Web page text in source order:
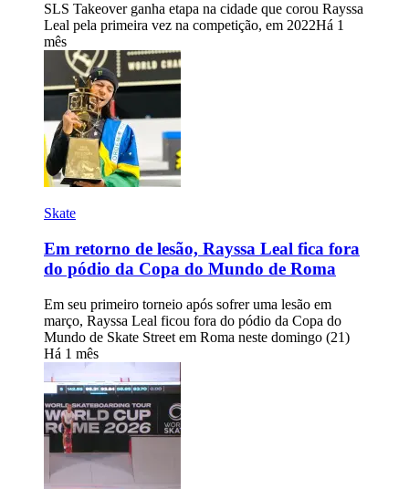
SLS Takeover ganha etapa na cidade que corou Rayssa
Leal pela primeira vez na competição, em 2022Há 1
mês
Skate
Em retorno de lesão, Rayssa Leal fica fora
do pódio da Copa do Mundo de Roma
Em seu primeiro torneio após sofrer uma lesão em
março, Rayssa Leal ficou fora do pódio da Copa do
Mundo de Skate Street em Roma neste domingo (21)
Há 1 mês